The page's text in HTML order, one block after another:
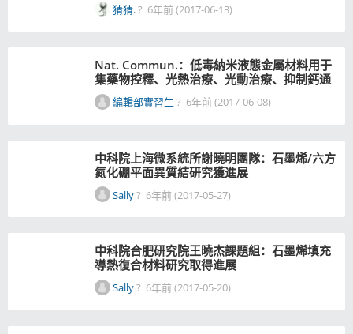
猜猜.? 6年前 (2017-06-13)
Nat. Commun.：低毒納米液態金屬材料用于
集藥物控釋、光熱治療、光動治療、抑制鈣通
量和光聲成像
編輯部實習生 ? 6年前 (2017-06-08)
中科院上海微系統所謝曉明團隊：石墨烯/六方
氮化硼平面異質結研究獲進展
Sally? 6年前 (2017-05-27)
中科院合肥研究院王曉杰課題組：石墨烯填充
導熱復合材料研究取得進展
Sally? 6年前 (2017-05-20)